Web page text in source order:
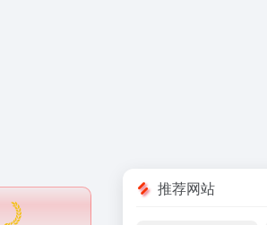
推荐网站